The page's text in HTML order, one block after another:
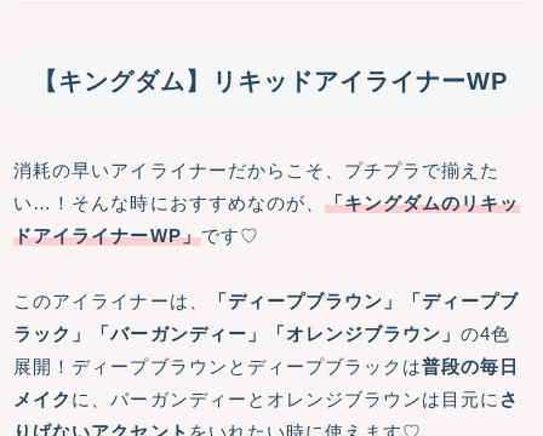
【キングダム】リキッドアイライナーWP
消耗の早いアイライナーだからこそ、プチプラで揃えた
い…！そんな時におすすめなのが、 「キングダムのリキッ
ドアイライナーWP」です♡
このアイライナーは、
「ディープブラウン」「ディープブ
ラック」「バーガンディー」「オレンジブラウン」の4色
展開！ディープブラウンとディープブラックは普段の毎日
メイク に、バーガンディーとオレンジブラウンは目元に さ
りげないアクセント をいれたい時に使えます♡